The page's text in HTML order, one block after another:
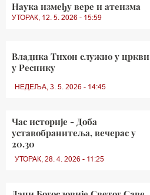
Наука између вере и атеизма
УТОРАК, 12. 5. 2026 - 15:59
Владика Тихон служио у цркви
у Реснику
НЕДЕЉА, 3. 5. 2026 - 14:45
Час историје - Доба
уставобранитеља, вечерас у
20.30
УТОРАК, 28. 4. 2026 - 11:25